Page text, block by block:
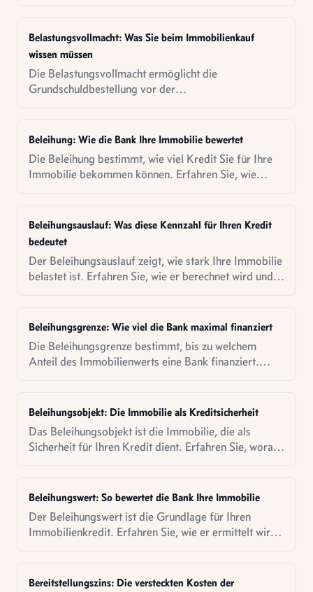
Belastungsvollmacht: Was Sie beim Immobilienkauf
wissen müssen
Die Belastungsvollmacht ermöglicht die
Grundschuldbestellung vor der
Beleihung: Wie die Bank Ihre Immobilie bewertet
Die Beleihung bestimmt, wie viel Kredit Sie für Ihre
Immobilie bekommen können. Erfahren Sie, wie
Beleihungsauslauf: Was diese Kennzahl für Ihren Kredit
bedeutet
Der Beleihungsauslauf zeigt, wie stark Ihre Immobilie
belastet ist. Erfahren Sie, wie er berechnet wird und
Beleihungsgrenze: Wie viel die Bank maximal finanziert
Die Beleihungsgrenze bestimmt, bis zu welchem
Anteil des Immobilienwerts eine Bank finanziert.
Beleihungsobjekt: Die Immobilie als Kreditsicherheit
Das Beleihungsobjekt ist die Immobilie, die als
Sicherheit für Ihren Kredit dient. Erfahren Sie, worauf
Beleihungswert: So bewertet die Bank Ihre Immobilie
Der Beleihungswert ist die Grundlage für Ihren
Immobilienkredit. Erfahren Sie, wie er ermittelt wird
Bereitstellungszins: Die versteckten Kosten der